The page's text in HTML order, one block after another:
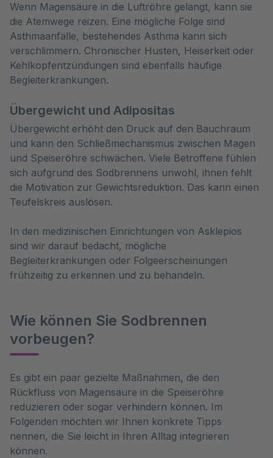
Wenn Magensäure in die Luftröhre gelangt, kann sie
die Atemwege reizen. Eine mögliche Folge sind
Asthmaanfälle, bestehendes Asthma kann sich
verschlimmern. Chronischer Husten, Heiserkeit oder
Kehlkopfentzündungen sind ebenfalls häufige
Begleiterkrankungen.
Übergewicht und Adipositas
Übergewicht erhöht den Druck auf den Bauchraum
und kann den Schließmechanismus zwischen Magen
und Speiseröhre schwächen. Viele Betroffene fühlen
sich aufgrund des Sodbrennens unwohl, ihnen fehlt
die Motivation zur Gewichtsreduktion. Das kann einen
Teufelskreis auslösen.
In den medizinischen Einrichtungen von Asklepios
sind wir darauf bedacht, mögliche
Begleiterkrankungen oder Folgeerscheinungen
frühzeitig zu erkennen und zu behandeln.
Wie können Sie Sodbrennen
vorbeugen?
Es gibt ein paar gezielte Maßnahmen, die den
Rückfluss von Magensäure in die Speiseröhre
reduzieren oder sogar verhindern können. Im
Folgenden möchten wir Ihnen konkrete Tipps
nennen, die Sie leicht in Ihren Alltag integrieren
können.